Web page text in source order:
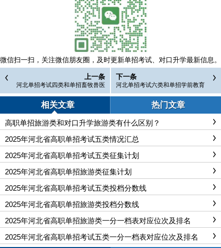
微信扫一扫， 关注微信朋友圈，及时更新单招考试、对口升学最新信息。
上一条
河北单招考试四类和单招畜牧兽医
类有什么区别？
下一条
河北单招考试六类和单招学前教育
类有什么区别？
相关文章 热门文章
高职单招旅游类和对口升学旅游类有什么区别？
2025年河北省高职单招考试五类情况汇总
2025年河北省高职单招考试五类征集计划
2025年河北省高职单招旅游类征集计划
2025年河北省高职单招考试五类投档分数线
2025年河北省高职单招旅游类投档分数线
2025年河北省高职单招旅游类一分一档表对应位次及排名
2025年河北省高职单招考试五类一分一档表对应位次及排名